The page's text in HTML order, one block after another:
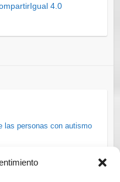
4.0
las personas con autismo
con #discapacidad en